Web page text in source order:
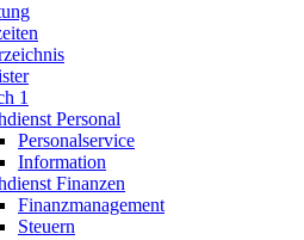
1
Personal
Personalservice
Information
Finanzen
Finanzmanagement
Steuern